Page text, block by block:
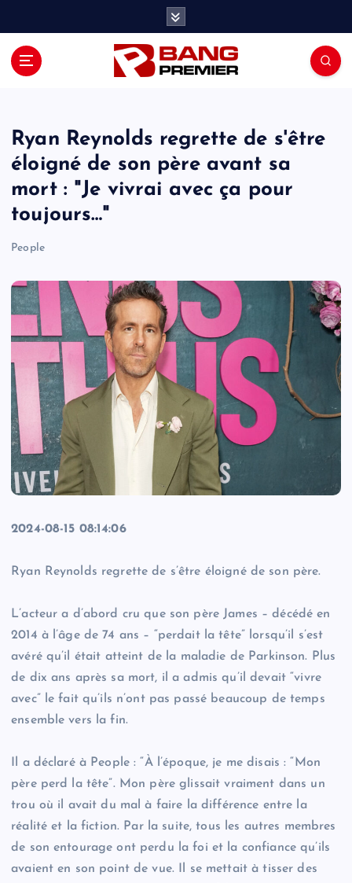
Ryan Reynolds regrette de s'être
éloigné de son père avant sa
mort : "Je vivrai avec ça pour
toujours…"
People
2024-08-15 08:14:06
Ryan Reynolds regrette de s’être éloigné de son père.
L’acteur a d’abord cru que son père James – décédé en
2014 à l’âge de 74 ans – “perdait la tête” lorsqu’il s’est
avéré qu’il était atteint de la maladie de Parkinson. Plus
de dix ans après sa mort, il a admis qu’il devait “vivre
avec” le fait qu’ils n’ont pas passé beaucoup de temps
ensemble vers la fin.
Il a déclaré à People : “À l’époque, je me disais : “Mon
père perd la tête”. Mon père glissait vraiment dans un
trou où il avait du mal à faire la différence entre la
réalité et la fiction. Par la suite, tous les autres membres
de son entourage ont perdu la foi et la confiance qu’ils
avaient en son point de vue. Il se mettait à tisser des